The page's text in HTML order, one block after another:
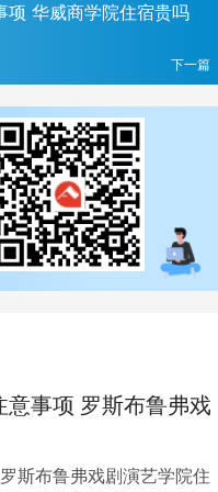
项 华威商学院住宿贵吗
下一篇
事项 罗斯布鲁弗戏
斯布鲁弗戏剧演艺学院住